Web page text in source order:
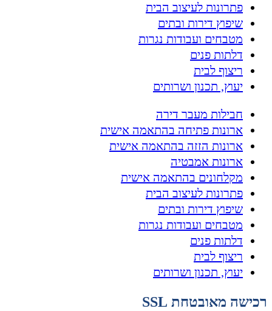
פתרונות לעיצוב הבית
שיפוץ דירות ובתים
מטבחים ועבודות נגרות
דלתות פנים
ריצוף לבית
יעוץ, תכנון ושרותים
חבילות מעבר דירה
ארונות פתיחה בהתאמה אישית
ארונות הזזה בהתאמה אישית
ארונות אמבטיה
מקלחונים בהתאמה אישית
פתרונות לעיצוב הבית
שיפוץ דירות ובתים
מטבחים ועבודות נגרות
דלתות פנים
ריצוף לבית
יעוץ, תכנון ושרותים
רכישה מאובטחת SSL